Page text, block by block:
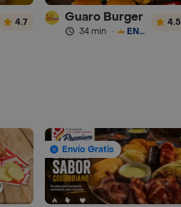
4.7 Guaro Burger
34 min · ENVÍO GRATIS
4.5
Envío Gratis